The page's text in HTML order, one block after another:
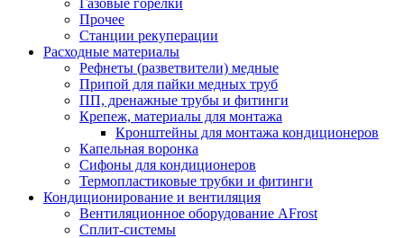
Прочее
Станции рекуперации
Расходные материалы
Рефнеты (разветвители) медные
Припой для пайки медных труб
ПП, дренажные трубы и фитинги
Крепеж, материалы для монтажа
Кронштейны для монтажа кондиционеров
Капельная воронка
Сифоны для кондиционеров
Термопластиковые трубки и фитинги
Кондиционирование и вентиляция
Вентиляционное оборудование AFrost
Сплит-системы